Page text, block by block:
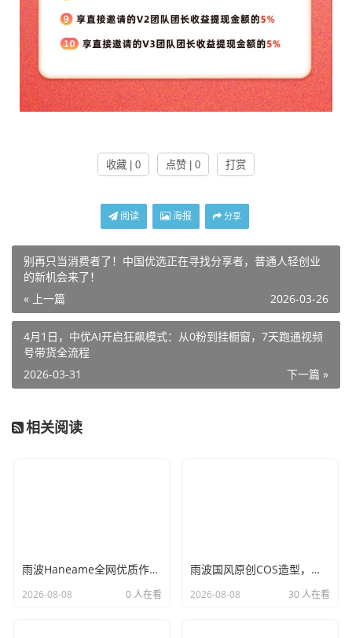
收藏 | 0 点赞 | 0 打赏
阅读 海报 分享
别再只当消费者了！中国优选正在寻找分享者，普通人轻创业
的新机会来了！
« 上一篇
2026-03-26
4月1日，中优AI开启狂飙模式：从0粉到挂橱窗，7天跑通视频
号带货全流程
下一篇 »
2026-03-31
相关阅读
雨波Haneame全网优质作品合集，高精度动漫角色还原赏析
2026-08-08 0 人在看
雨波国风原创COS造型，沉浸式古风二次元美学呈现
2026-08-08 30 人在看